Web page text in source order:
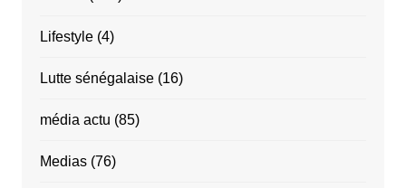
Lifestyle(4)
Lutte sénégalaise(16)
média actu (85)
Medias(76)